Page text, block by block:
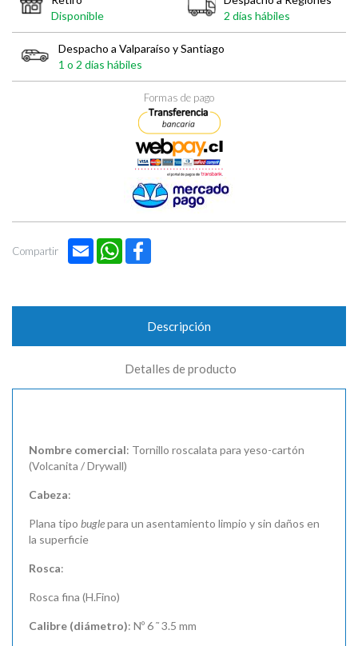
Disponible
2 días hábiles
Despacho a Valparaíso y Santiago
1 o 2 días hábiles
Formas de pago
Compartir Email WhatsApp
Descripción
Detalles de producto
Nombre comercial: Tornillo roscalata para yeso-cartón
(Volcanita / Drywall)
Cabeza:
Plana tipo buglepara un asentamiento limpio y sin daños en
la superficie
Rosca:
Rosca fina (H.Fino)
Calibre (diámetro): Nº 6 ˜ 3.5 mm